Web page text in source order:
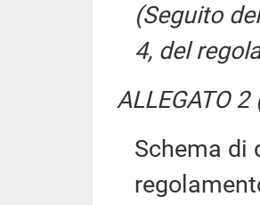
(Seguito
4, del
ALLEGATO
Schema di